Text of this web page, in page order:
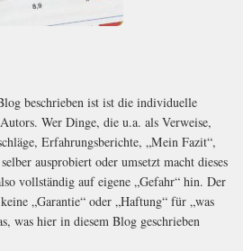
beschrieben ist ist die individuelle
Wer Dinge, die u.a. als Verweise,
Erfahrungsberichte, „Mein Fazit“,
ausprobiert oder umsetzt macht dieses
vollständig auf eigene „Gefahr“ hin. Der
„Garantie“ oder „Haftung“ für „was
was hier in diesem Blog geschrieben